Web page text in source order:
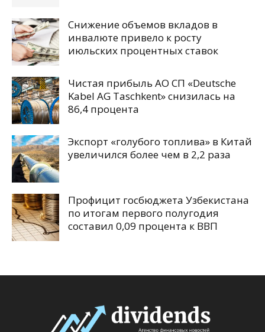
Снижение объемов вкладов в
инвалюте привело к росту
июльских процентных ставок
Чистая прибыль АО СП «Deutsche
Kabel AG Taschkent» снизилась на
86,4 процента
Экспорт «голубого топлива» в Китай
увеличился более чем в 2,2 раза
Профицит госбюджета Узбекистана
по итогам первого полугодия
составил 0,09 процента к ВВП